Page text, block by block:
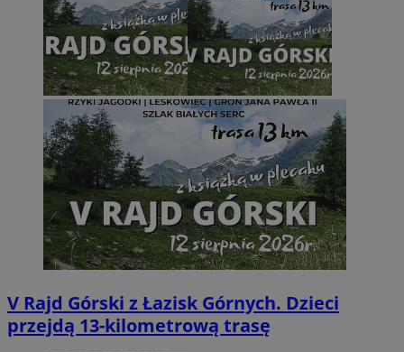
V Rajd Górski z Łazisk Górnych. Dzieci
przejdą 13-kilometrową trasę